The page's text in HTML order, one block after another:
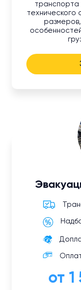
транспорта
технического
от